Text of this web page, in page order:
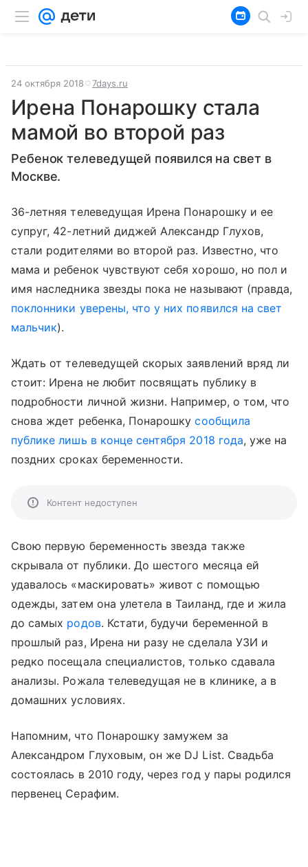
24 октября 2018 7days.ru
Ирена Понарошку стала
мамой во второй раз
Ребенок телеведущей появился на свет в
Москве.
36-летняя телеведущая Ирена Понарошку и ее
супруг, 42-летний диджей Александр Глухов,
стали родителями во второй раз. Известно, что
мама и ребенок чувствуют себя хорошо, но пол и
имя наследника звезды пока не называют (правда,
поклонники уверены, что у них появился на свет
мальчик).
Ждать от телеведущей скорых заявлений вряд ли
стоит: Ирена не любит посвящать публику в
подробности личной жизни. Например, о том, что
снова ждет ребенка, Понарошкусообщила
публике лишь в конце сентября 2018 года, уже на
поздних сроках беременности.
Контент недоступен
Свою первую беременность звезда также
скрывала от публики. До шестого месяца ей
удавалось «маскировать» живот с помощью
одежды, затем она улетела в Таиланд, где и жила
до самых родов. Кстати, будучи беременной в
прошлый раз, Ирена ни разу не сделала УЗИ и
редко посещала специалистов, только сдавала
анализы. Рожала телеведущая не в клинике, а в
домашних условиях.
Напомним, что Понарошку замужем за
Александром Глуховым, он же DJ List. Свадьба
состоялась в 2010 году, через год у пары родился
первенец Серафим.